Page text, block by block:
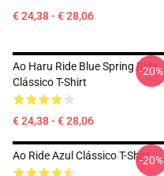
€ 24,38 - € 28,06
Ao Haru Ride Blue Spring Ride
Clássico T-Shirt
€ 24,38 - € 28,06
-20%
Ao Ride Azul Clássico T-Shirt-20%